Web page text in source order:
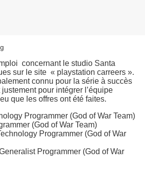
concernant le studio Santa
sur le site « playstation carreers ».
connu pour la série à succès
justement pour intégrer l’équipe
que les offres ont été faites.
Programmer (God of War Team)
(God of War Team)
Programmer (God of War
Programmer (God of War